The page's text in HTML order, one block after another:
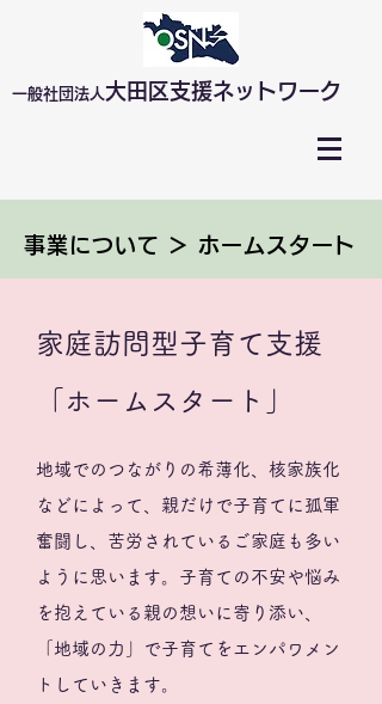
​一般社団法人 大田区支援ネットワーク
事業について ＞ ホームスタート
家庭訪問型子育て支援
「ホームスタート」
地域でのつながりの希薄化、核家族化
などによって、親だけで子育てに孤軍
奮闘し、苦労されているご家庭も多い
ように思います。 子育ての不安や悩み
を抱えている親の想いに寄り添い、
「地域の力」で子育てをエンパワメン
トしていきます。